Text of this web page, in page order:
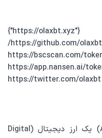
{"https://olaxbt.xyz"}
https://github.com/olaxbt/
https://twitter.com/olaxbt
OLAXBT با نماد اختصاری (AIO) یک ارز دیجیتال (Digital